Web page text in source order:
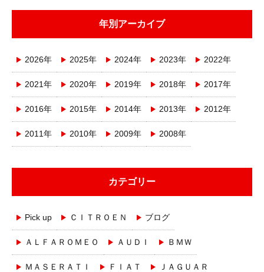
年別アーカイブ
2026年 2025年 2024年 2023年 2022年
2021年 2020年 2019年 2018年 2017年
2016年 2015年 2014年 2013年 2012年
2011年 2010年 2009年 2008年
カテゴリー
Pick up ＣＩＴＲＯＥＮ ブログ
ＡＬＦＡＲＯＭＥＯ ＡＵＤＩ ＢＭＷ
ＭＡＳＥＲＡＴＩ ＦＩＡＴ ＪＡＧＵＡＲ